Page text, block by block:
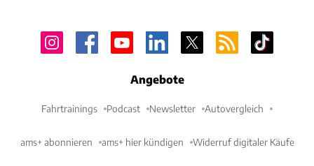
Angebote
Fahrtrainings Podcast Newsletter Autovergleich
ams+ abonnieren ams+ hier kündigen Widerruf digitaler Käufe